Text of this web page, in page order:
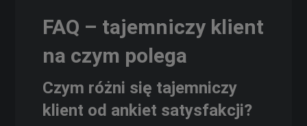
FAQ – tajemniczy klient
na czym polega
Czym różni się tajemniczy
klient od ankiet satysfakcji?